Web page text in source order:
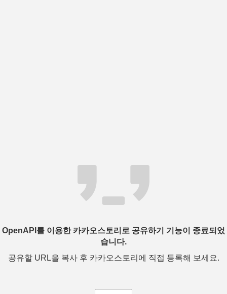
OpenAPI를 이용한 카카오스토리로 공유하기 기능이 종료되었
습니다.
공유할 URL을 복사 후 카카오스토리에 직접 등록해 보세요.